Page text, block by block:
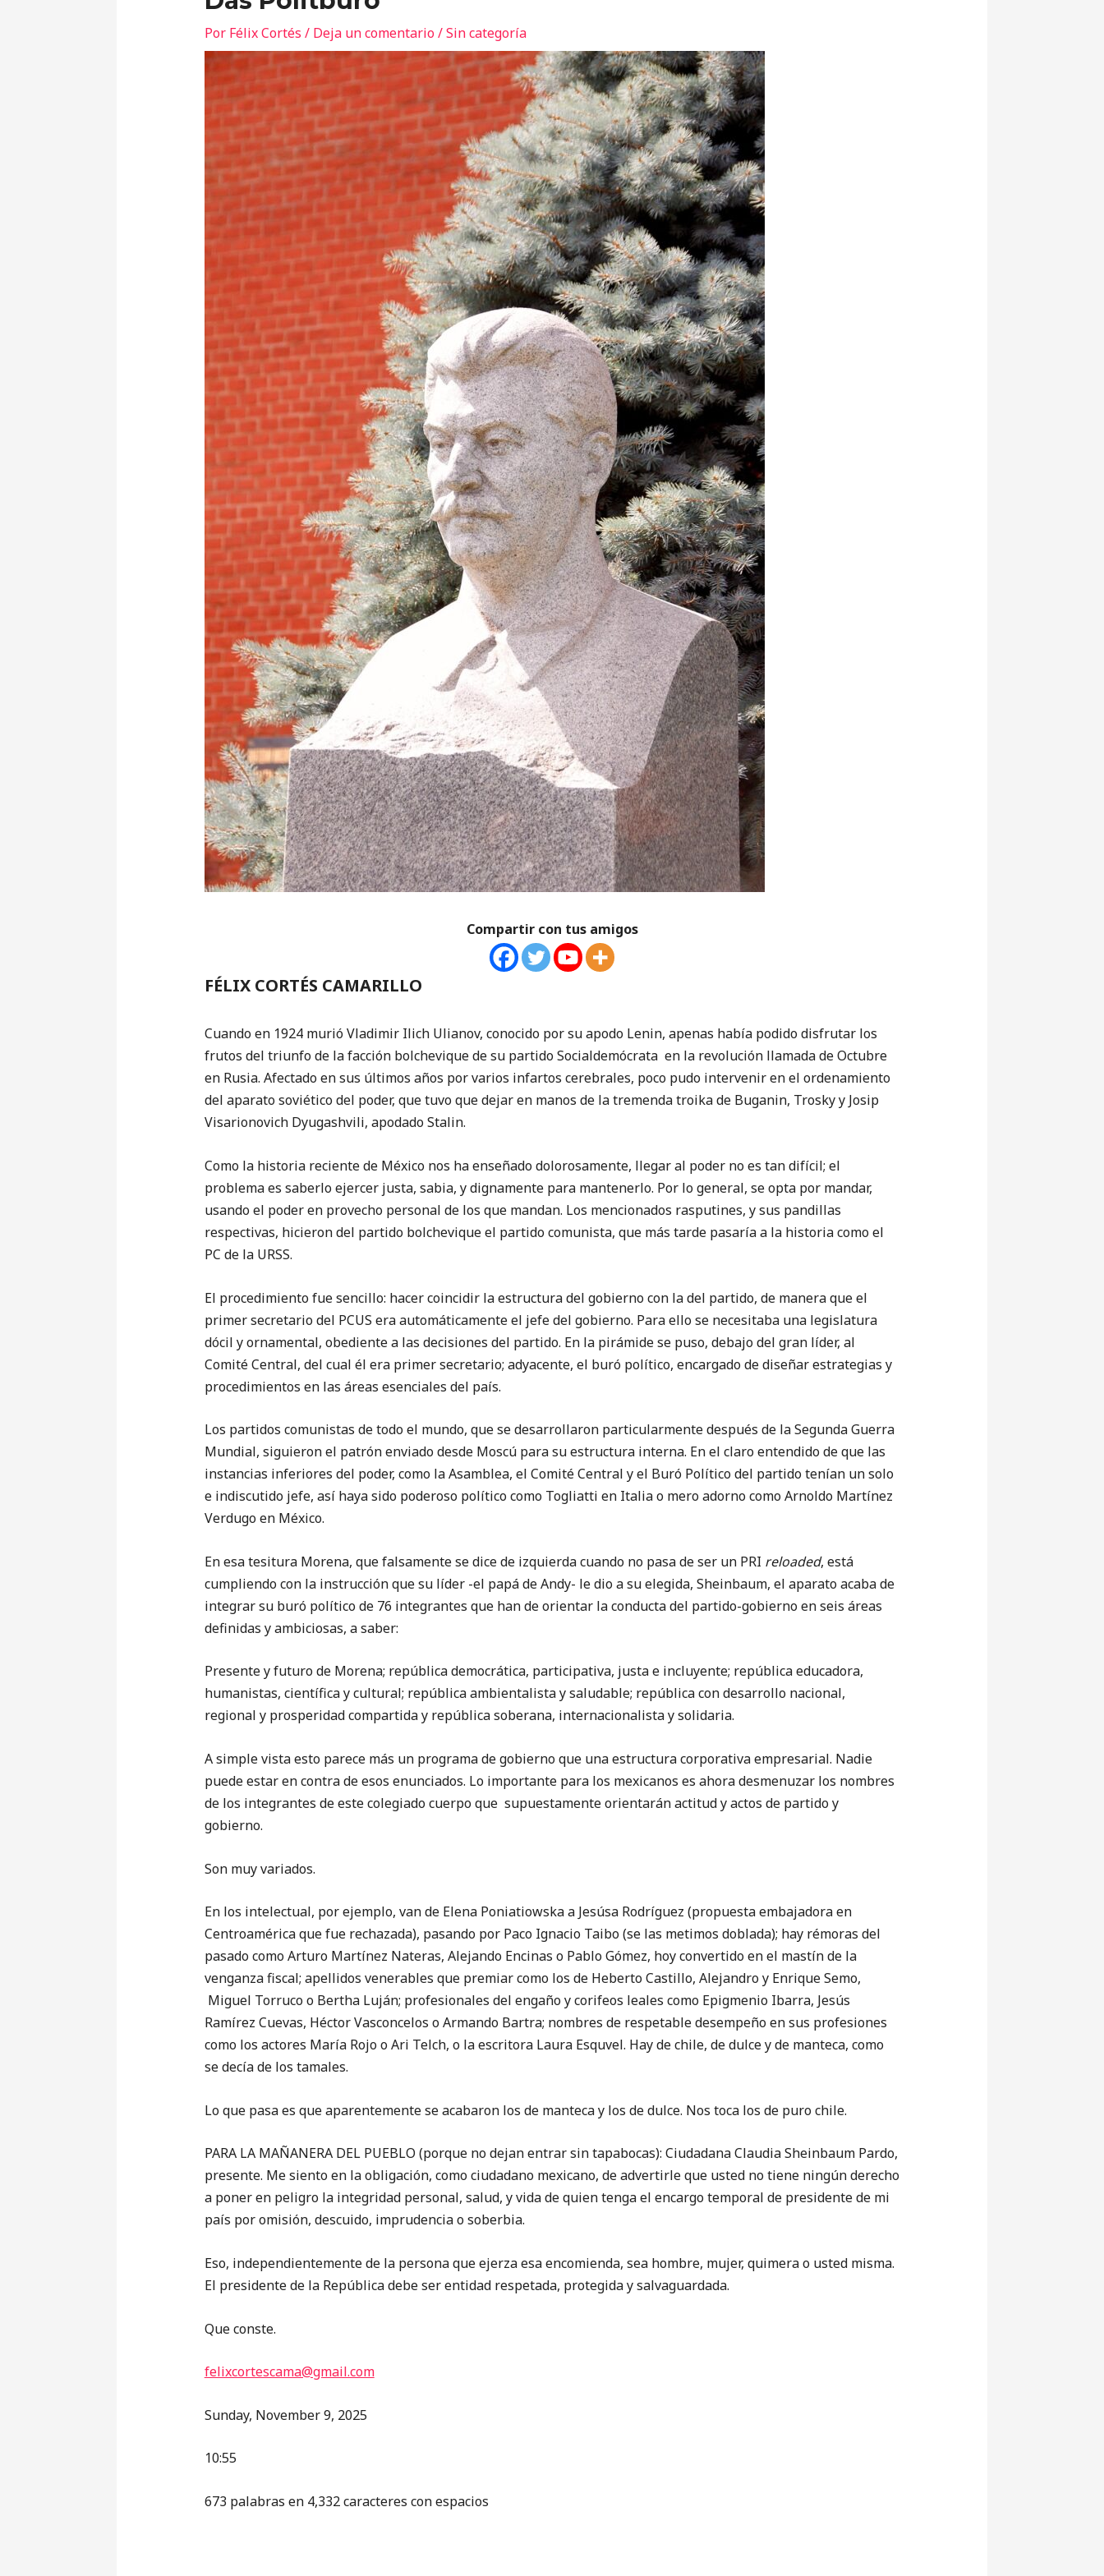
Por Félix Cortés / Deja un comentario/Sin categoría
Compartir con tus amigos
FÉLIX CORTÉS CAMARILLO
Cuando en 1924 murió Vladimir Ilich Ulianov, conocido por su apodo Lenin, apenas había podido disfrutar los
frutos del triunfo de la facción bolchevique de su partido Socialdemócrata en la revolución llamada de Octubre
en Rusia. Afectado en sus últimos años por varios infartos cerebrales, poco pudo intervenir en el ordenamiento
del aparato soviético del poder, que tuvo que dejar en manos de la tremenda troika de Buganin, Trosky y Josip
Visarionovich Dyugashvili, apodado Stalin.
Como la historia reciente de México nos ha enseñado dolorosamente, llegar al poder no es tan difícil; el
problema es saberlo ejercer justa, sabia, y dignamente para mantenerlo. Por lo general, se opta por mandar,
usando el poder en provecho personal de los que mandan. Los mencionados rasputines, y sus pandillas
respectivas, hicieron del partido bolchevique el partido comunista, que más tarde pasaría a la historia como el
PC de la URSS.
El procedimiento fue sencillo: hacer coincidir la estructura del gobierno con la del partido, de manera que el
primer secretario del PCUS era automáticamente el jefe del gobierno. Para ello se necesitaba una legislatura
dócil y ornamental, obediente a las decisiones del partido. En la pirámide se puso, debajo del gran líder, al
Comité Central, del cual él era primer secretario; adyacente, el buró político, encargado de diseñar estrategias y
procedimientos en las áreas esenciales del país.
Los partidos comunistas de todo el mundo, que se desarrollaron particularmente después de la Segunda Guerra
Mundial, siguieron el patrón enviado desde Moscú para su estructura interna. En el claro entendido de que las
instancias inferiores del poder, como la Asamblea, el Comité Central y el Buró Político del partido tenían un solo
e indiscutido jefe, así haya sido poderoso político como Togliatti en Italia o mero adorno como Arnoldo Martínez
Verdugo en México.
En esa tesitura Morena, que falsamente se dice de izquierda cuando no pasa de ser un PRI reloaded, está
cumpliendo con la instrucción que su líder -el papá de Andy- le dio a su elegida, Sheinbaum, el aparato acaba de
integrar su buró político de 76 integrantes que han de orientar la conducta del partido-gobierno en seis áreas
definidas y ambiciosas, a saber:
Presente y futuro de Morena; república democrática, participativa, justa e incluyente; república educadora,
humanistas, científica y cultural; república ambientalista y saludable; república con desarrollo nacional,
regional y prosperidad compartida y república soberana, internacionalista y solidaria.
A simple vista esto parece más un programa de gobierno que una estructura corporativa empresarial. Nadie
puede estar en contra de esos enunciados. Lo importante para los mexicanos es ahora desmenuzar los nombres
de los integrantes de este colegiado cuerpo que supuestamente orientarán actitud y actos de partido y
gobierno.
Son muy variados.
En los intelectual, por ejemplo, van de Elena Poniatiowska a Jesúsa Rodríguez (propuesta embajadora en
Centroamérica que fue rechazada), pasando por Paco Ignacio Taibo (se las metimos doblada); hay rémoras del
pasado como Arturo Martínez Nateras, Alejando Encinas o Pablo Gómez, hoy convertido en el mastín de la
venganza fiscal; apellidos venerables que premiar como los de Heberto Castillo, Alejandro y Enrique Semo,
Miguel Torruco o Bertha Luján; profesionales del engaño y corifeos leales como Epigmenio Ibarra, Jesús
Ramírez Cuevas, Héctor Vasconcelos o Armando Bartra; nombres de respetable desempeño en sus profesiones
como los actores María Rojo o Ari Telch, o la escritora Laura Esquvel. Hay de chile, de dulce y de manteca, como
se decía de los tamales.
Lo que pasa es que aparentemente se acabaron los de manteca y los de dulce. Nos toca los de puro chile.
PARA LA MAÑANERA DEL PUEBLO (porque no dejan entrar sin tapabocas): Ciudadana Claudia Sheinbaum Pardo,
presente. Me siento en la obligación, como ciudadano mexicano, de advertirle que usted no tiene ningún derecho
a poner en peligro la integridad personal, salud, y vida de quien tenga el encargo temporal de presidente de mi
país por omisión, descuido, imprudencia o soberbia.
Eso, independientemente de la persona que ejerza esa encomienda, sea hombre, mujer, quimera o usted misma.
El presidente de la República debe ser entidad respetada, protegida y salvaguardada.
Que conste.
felixcortescama@gmail.com
Sunday, November 9, 2025
10:55
673 palabras en 4,332 caracteres con espacios